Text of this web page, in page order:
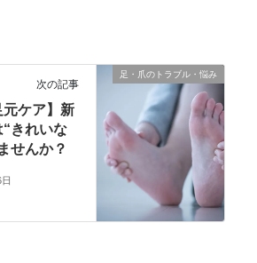
足・爪のトラブル・悩み
次の記事
元ケア】新
“きれいな
せんか？